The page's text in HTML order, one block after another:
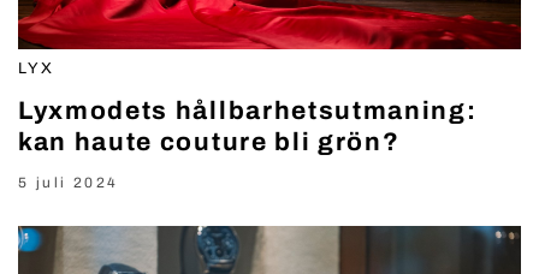
LYX
Lyxmodets hållbarhetsutmaning:
kan haute couture bli grön?
5 juli 2024